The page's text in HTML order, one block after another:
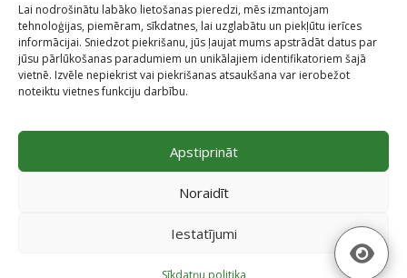
Lai nodrošinātu labāko lietošanas pieredzi, mēs izmantojam
tehnoloģijas, piemēram, sīkdatnes, lai uzglabātu un piekļūtu ierīces
informācijai. Sniedzot piekrišanu, jūs ļaujat mums apstrādāt datus par
jūsu pārlūkošanas paradumiem un unikālajiem identifikatoriem šajā
vietnē. Izvēle nepiekrist vai piekrišanas atsaukšana var ierobežot
noteiktu vietnes funkciju darbību.
Apstiprināt
Noraidīt
Iestatījumi
©2026 Veselīgs rīdzinieks veselā Rīgā |Pārpublicējot
informāciju, atsauce uz Rīgas valstspilsētas pašvaldības
www.veseligsridzinieks.lv
Pašvaldības portālu administrē Rīgas valstspilsētas
pašvaldības Labklājības departaments (Rīga, Baznīcas iela